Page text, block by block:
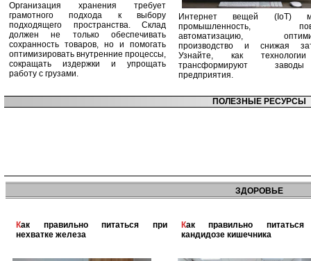
Организация хранения требует
грамотного подхода к выбору
подходящего пространства. Склад
должен не только обеспечивать
сохранность товаров, но и помогать
оптимизировать внутренние процессы,
сокращать издержки и упрощать
работу с грузами.
Интернет вещей (IoT)
промышленность,
автоматизацию,
производство и снижая
Узнайте, как
трансформируют
предприятия.
ПОЛЕЗНЫЕ РЕСУРСЫ
ЗДОРОВЬЕ
Как правильно питаться при
нехватке железа
Как правильно питаться при
кандидозе кишечника